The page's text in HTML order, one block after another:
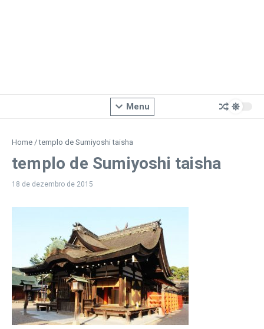
Menu
Home /templo de Sumiyoshi taisha
templo de Sumiyoshi taisha
18 de dezembro de 2015